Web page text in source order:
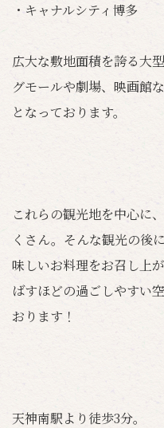
・キャナルシティ博多
広大な敷地面積を誇る大
グモールや劇場、映画館
となっております。
これらの観光地を中心に
くさん。そんな観光の後
味しいお料理をお召し上
ばすほどの過ごしやすい
おります！
天神南駅より徒歩3分。